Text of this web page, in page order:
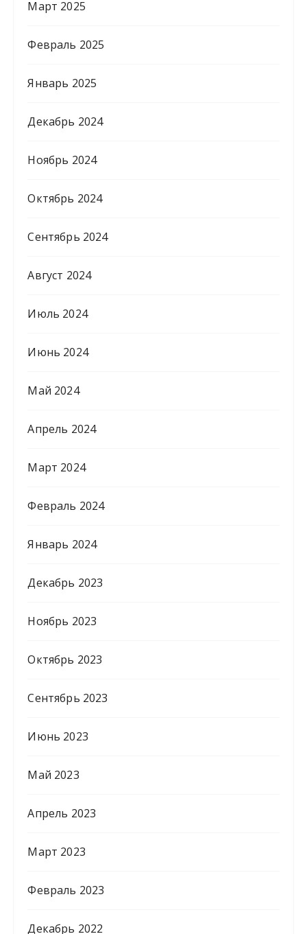
Март 2025
Февраль 2025
Январь 2025
Декабрь 2024
Ноябрь 2024
Октябрь 2024
Сентябрь 2024
Август 2024
Июль 2024
Июнь 2024
Май 2024
Апрель 2024
Март 2024
Февраль 2024
Январь 2024
Декабрь 2023
Ноябрь 2023
Октябрь 2023
Сентябрь 2023
Июнь 2023
Май 2023
Апрель 2023
Март 2023
Февраль 2023
Декабрь 2022